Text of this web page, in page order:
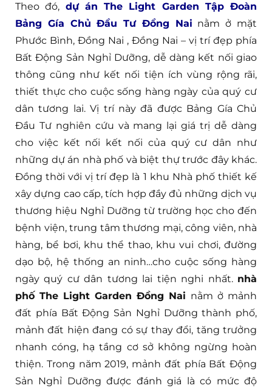
Theo đó, dự án The Light Garden Tập Đoàn
Bảng Gía Chủ Đầu Tư Đồng Nai nằm ở mặt
Phước Bình, Đồng Nai , Đồng Nai – vị trí đẹp phía
Bất Động Sản Nghỉ Dưỡng, dễ dàng kết nối giao
thông cũng như kết nối tiện ích vùng rộng rãi,
thiết thực cho cuộc sống hàng ngày của quý cư
dân tương lai. Vị trí này đã được Bảng Gía Chủ
Đầu Tư nghiên cứu và mang lại giá trị dễ dàng
cho việc kết nối kết nối của quý cư dân như
những dự án nhà phố và biệt thự trước đây khác.
Đồng thời với vị trí đẹp là 1 khu Nhà phố thiết kế
xây dựng cao cấp, tích hợp đầy đủ những dịch vụ
thương hiệu Nghỉ Dưỡng từ trường học cho đến
bệnh viện, trung tâm thương mại, công viên, nhà
hàng, bể bơi, khu thể thao, khu vui chơi, đường
dạo bộ, hệ thống an ninh…cho cuộc sống hàng
ngày quý cư dân tương lai tiện nghi nhất. nhà
phố The Light Garden Đồng Nai nằm ở mảnh
đất phía Bất Động Sản Nghỉ Dưỡng thành phố,
mảnh đất hiện đang có sự thay đổi, tăng trưởng
nhanh cóng, hạ tầng cơ sở không ngừng hoàn
thiện. Trong năm 2019, mảnh đất phía Bất Động
Sản Nghỉ Dưỡng được đánh giá là có mức độ